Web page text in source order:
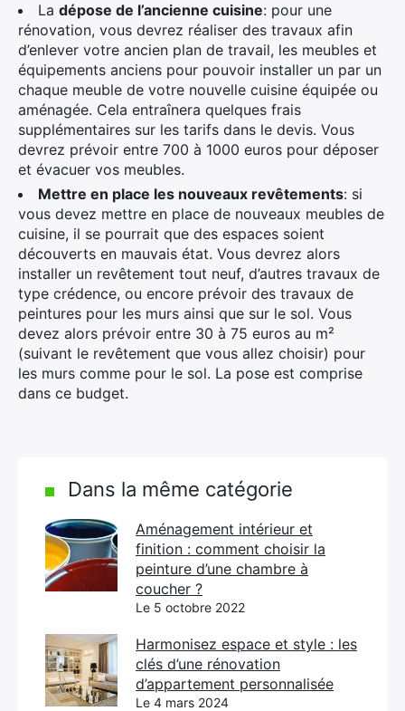
La dépose de l’ancienne cuisine: pour une
rénovation, vous devrez réaliser des travaux afin
d’enlever votre ancien plan de travail, les meubles et
équipements anciens pour pouvoir installer un par un
chaque meuble de votre nouvelle cuisine équipée ou
aménagée. Cela entraînera quelques frais
supplémentaires sur les tarifs dans le devis. Vous
devrez prévoir entre 700 à 1000 euros pour déposer
et évacuer vos meubles.
Mettre en place les nouveaux revêtements: si
vous devez mettre en place de nouveaux meubles de
cuisine, il se pourrait que des espaces soient
découverts en mauvais état. Vous devrez alors
installer un revêtement tout neuf, d’autres travaux de
type crédence, ou encore prévoir des travaux de
peintures pour les murs ainsi que sur le sol. Vous
devez alors prévoir entre 30 à 75 euros au m²
(suivant le revêtement que vous allez choisir) pour
les murs comme pour le sol. La pose est comprise
dans ce budget.
Dans la même catégorie
Aménagement intérieur et
finition : comment choisir la
peinture d’une chambre à
coucher ?
Le 5 octobre 2022
Harmonisez espace et style : les
clés d’une rénovation
d’appartement personnalisée
Le 4 mars 2024